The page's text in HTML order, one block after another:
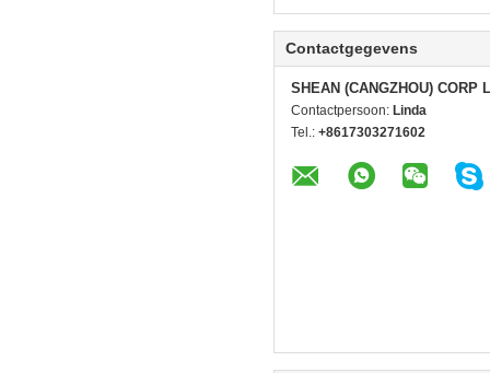
Contactgegevens
SHEAN (CANGZHOU) CORP
Contactpersoon: Linda
Tel.: +8617303271602